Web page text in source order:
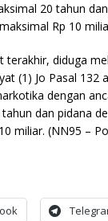
20 tahun
Rp 10
terakhir, diduga
(1) Jo Pasal 132
dengan
dan pidana
miliar. (NN95 –